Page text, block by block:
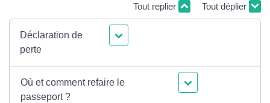
Tout replier Tout déplier
Déclaration de
perte
Où et comment refaire le
passeport ?